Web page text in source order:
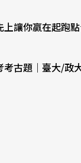
上讓你贏在起跑
考古題｜臺大/政